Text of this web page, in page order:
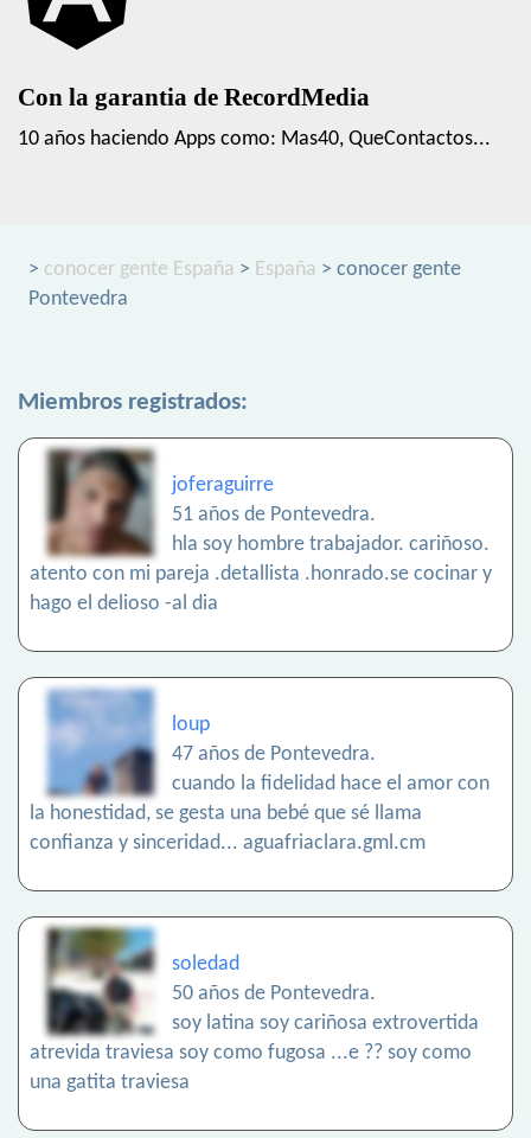
Con la garantia de RecordMedia
10 años haciendo Apps como: Mas40, QueContactos...
> conocer gente España > España > conocer gente
Pontevedra
Miembros registrados:
joferaguirre
51 años de Pontevedra.
hla soy hombre trabajador. cariñoso.
atento con mi pareja .detallista .honrado.se cocinar y
hago el delioso -al dia
loup
47 años de Pontevedra.
cuando la fidelidad hace el amor con
la honestidad, se gesta una bebé que sé llama
confianza y sinceridad... aguafriaclara.gml.cm
soledad
50 años de Pontevedra.
soy latina soy cariñosa extrovertida
atrevida traviesa soy como fugosa ...e ?? soy como
una gatita traviesa